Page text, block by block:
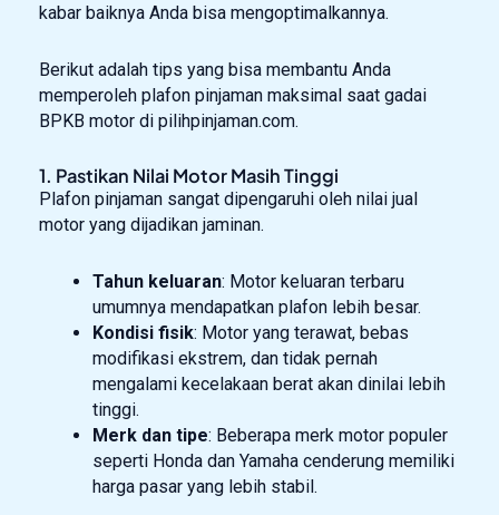
kabar baiknya Anda bisa mengoptimalkannya.
Berikut adalah tips yang bisa membantu Anda
memperoleh plafon pinjaman maksimal saat gadai
BPKB motor di pilihpinjaman.com.
1. Pastikan Nilai Motor Masih Tinggi
Plafon pinjaman sangat dipengaruhi oleh nilai jual
motor yang dijadikan jaminan.
Tahun keluaran: Motor keluaran terbaru
umumnya mendapatkan plafon lebih besar.
Kondisi fisik: Motor yang terawat, bebas
modifikasi ekstrem, dan tidak pernah
mengalami kecelakaan berat akan dinilai lebih
tinggi.
Merk dan tipe: Beberapa merk motor populer
seperti Honda dan Yamaha cenderung memiliki
harga pasar yang lebih stabil.